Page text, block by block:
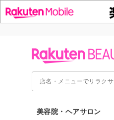
美容院・ヘアサロン